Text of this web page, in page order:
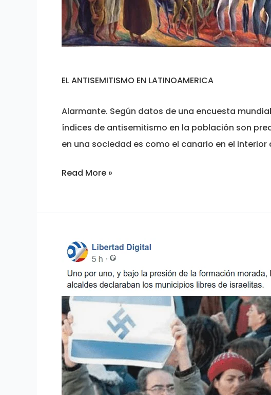
EL ANTISEMITISMO EN LATINOAMERICA
Alarmante. Según datos de una encuesta
índices de antisemitismo en la población son
en una sociedad es como el canario en el
Read More »
LA
ESPAÑA
ANTISEMITA
de
a
Pedro
Sánchez